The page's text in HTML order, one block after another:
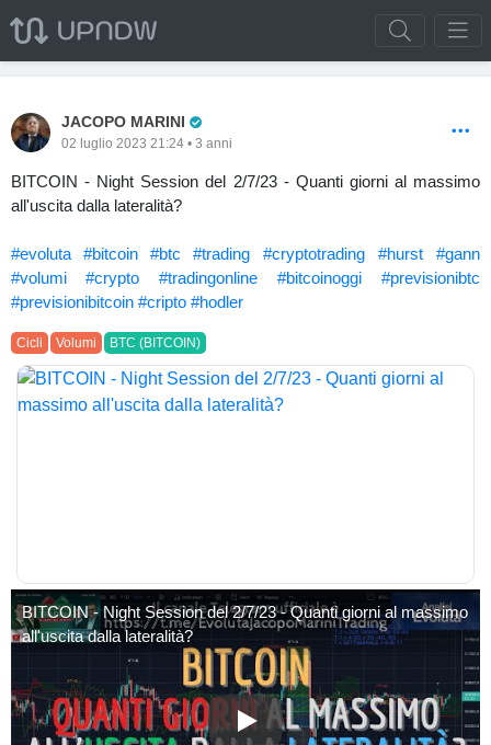
JACOPO MARINI
02 luglio 2023 21:24 • 3 anni
BITCOIN - Night Session del 2/7/23 - Quanti giorni al massimo
all'uscita dalla lateralità?
#evoluta #bitcoin #btc #trading #cryptotrading #hurst
#gann
#volumi
#crypto #tradingonline #bitcoinoggi
#previsionibtc
#previsionibitcoin #cripto #hodler
Cicli Volumi BTC (BITCOIN)
BITCOIN - Night Session del 2/7/23 - Quanti giorni al massimo
all'uscita dalla lateralità?
BITCOIN - Night Session del